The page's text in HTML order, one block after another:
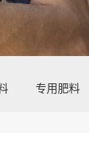
专用肥料